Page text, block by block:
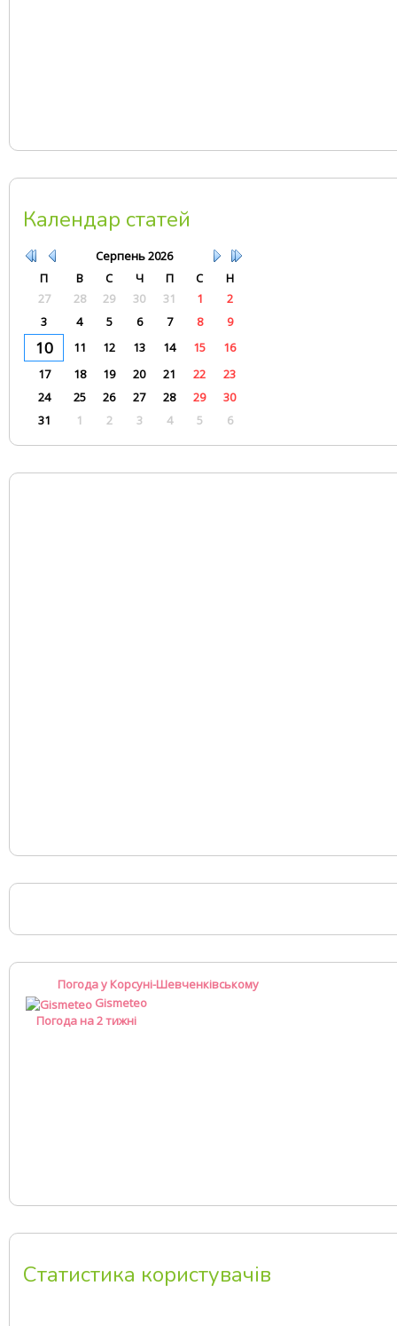
Календар статей
Серпень2026
П
В С Ч П С
Н
27
28 29 30 31 1
2
3
4 5 6 7 8 9
10 11 12 13 14 15
16
17
18 19 20 21 22
23
24
25 26 27 28 29
30
31
1 2 3 4 5 6
Погода у Корсуні-Шевченківському
Gismeteo
Погода на 2 тижні
Статистика користувачів